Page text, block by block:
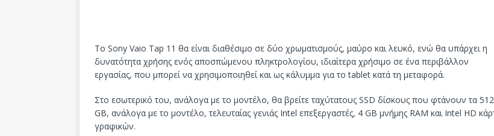
Το Sony Vaio Tap 11 θα είναι διαθέσιμο σε δύο χρωματισμούς, μαύρο και λευκό, ενώ θα υπάρχει η
δυνατότητα χρήσης ενός αποσπώμενου πληκτρολογίου, ιδιαίτερα χρήσιμο σε ένα περιβάλλον
εργασίας, που μπορεί να χρησιμοποιηθεί και ως κάλυμμα για το tablet κατά τη μεταφορά.
Στο εσωτερικό του, ανάλογα με το μοντέλο, θα βρείτε ταχύτατους SSD δίσκους που φτάνουν τα 512
GB, ανάλογα με το μοντέλο, τελευταίας γενιάς Intel επεξεργαστές, 4 GB μνήμης RAM και Intel HD
γραφικών.